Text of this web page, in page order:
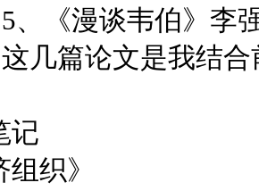
谈韦伯》李
文是我结合前面
记
组织》